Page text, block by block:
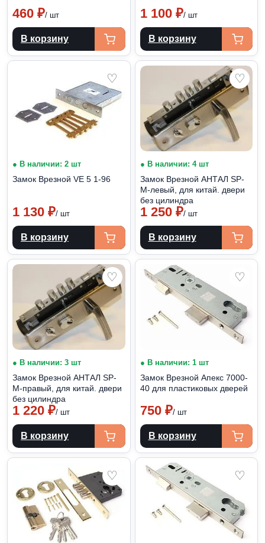
460 ₽/ шт
В корзину
1 100 ₽/ шт
В корзину
♡
● В наличии: 2 шт
Замок Врезной VE 5 1-96
1 130 ₽/ шт
В корзину
♡
● В наличии: 4 шт
Замок Врезной АНТАЛ SP-
M-левый, для китай. двери
без цилиндра
1 250 ₽/ шт
В корзину
♡
● В наличии: 3 шт
Замок Врезной АНТАЛ SP-
M-правый, для китай. двери
без цилиндра
1 220 ₽/ шт
В корзину
♡
● В наличии: 1 шт
Замок Врезной Апекс 7000-
40 для пластиковых дверей
750 ₽/ шт
В корзину
♡ ♡